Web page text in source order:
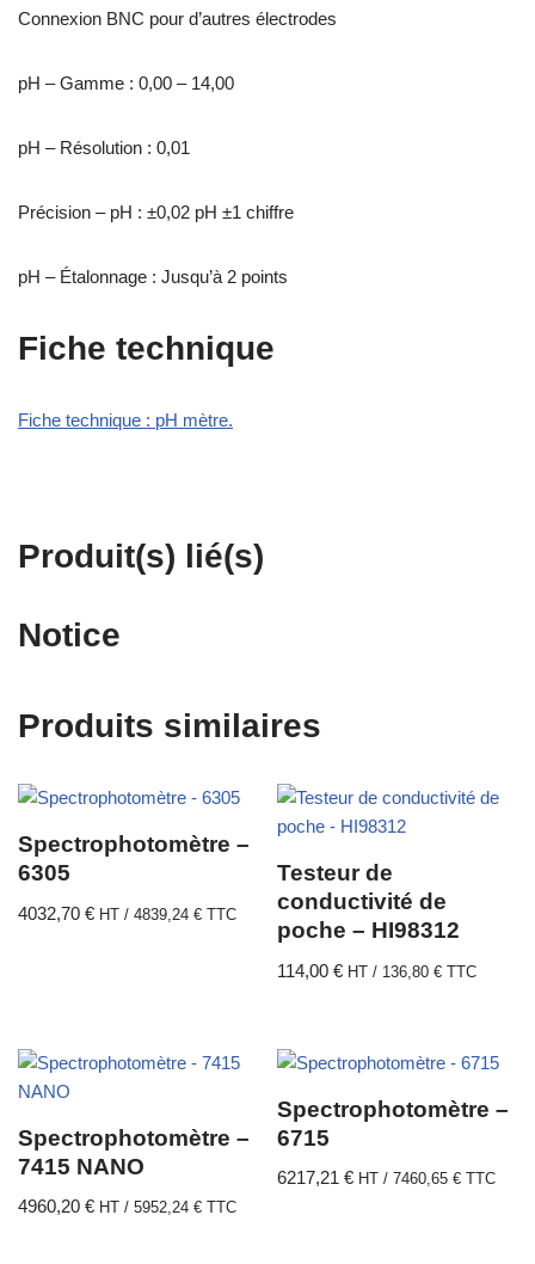
Connexion BNC pour d’autres électrodes
pH – Gamme : 0,00 – 14,00
pH – Résolution : 0,01
Précision – pH : ±0,02 pH ±1 chiffre
pH – Étalonnage : Jusqu’à 2 points
Fiche technique
Fiche technique : pH mètre.
Produit(s) lié(s)
Notice
Produits similaires
Spectrophotomètre –
6305
4032,70 € HT / 4839,24 € TTC
Testeur de
conductivité de
poche – HI98312
114,00€ HT / 136,80€ TTC
Spectrophotomètre –
7415 NANO
4960,20 € HT / 5952,24 € TTC
Spectrophotomètre –
6715
6217,21€ HT / 7460,65€ TTC